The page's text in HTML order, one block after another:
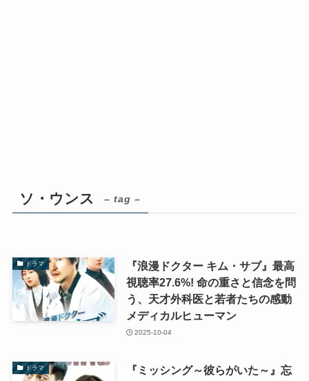
ソ・ウンス – tag –
ドラマ
『浪漫ドクター キム・サブ』最高
視聴率27.6%! 命の重さと信念を問
う、天才外科医と若者たちの感動
メディカルヒューマン
2025-10-04
ドラマ
『ミッシング～彼らがいた～』忘